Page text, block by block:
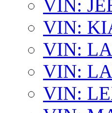
VIN:
VIN:
VIN:
VIN:
VIN: